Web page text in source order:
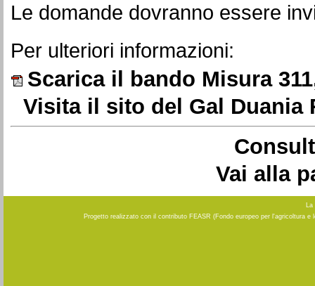
Le domande dovranno essere
Per ulteriori informazioni:
Scarica il bando Misura
Visita il sito del Gal Duania
Vai alla
La
Progetto realizzato con il contributo FEASR (Fondo europeo per l'agricoltura